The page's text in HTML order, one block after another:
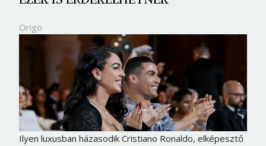
Origo
Ilyen luxusban házasodik Cristiano Ronaldo, elképesztő